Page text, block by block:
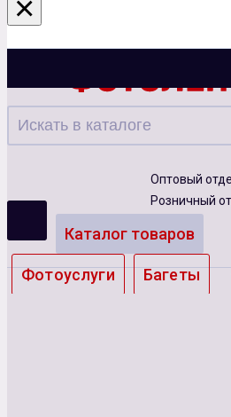
Казань
Оптовый
Розничный
Каталог товаров
Фотоуслуги Багеты
×